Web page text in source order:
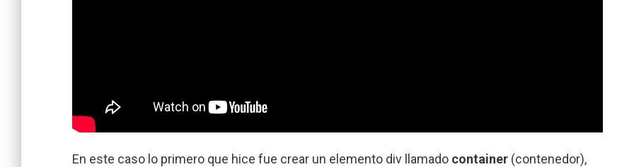
En este caso lo primero que hice fue crear un elemento div llamado container (contenedor),